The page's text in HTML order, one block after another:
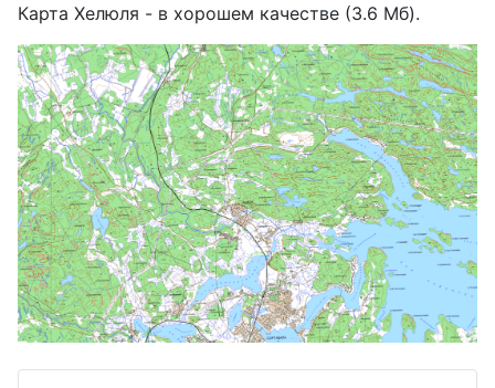
Карта Хелюля - в хорошем качестве (3.6 Мб).